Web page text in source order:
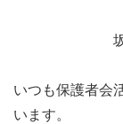
坂下
いつも保護者会
います。